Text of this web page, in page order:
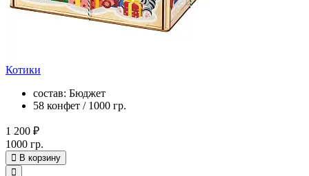
Котики
состав: Бюджет
58 конфет / 1000 гр.
1 200 ₽
1000 гр.
В корзину